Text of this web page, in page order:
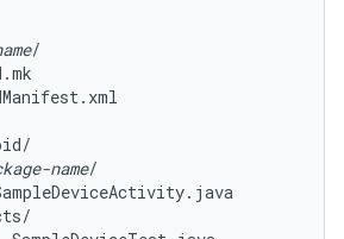
/
name/